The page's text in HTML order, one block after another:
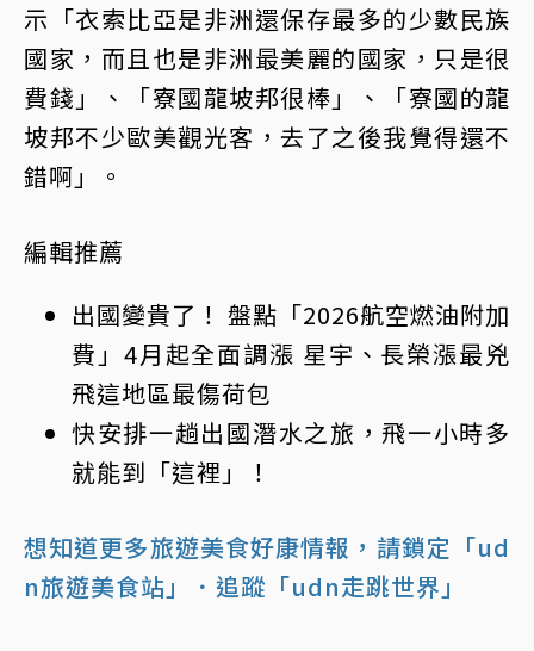
示「衣索比亞是非洲還保存最多的少數民族
國家，而且也是非洲最美麗的國家，只是很
費錢」、「寮國龍坡邦很棒」、「寮國的龍
坡邦不少歐美觀光客，去了之後我覺得還不
錯啊」。
編輯推薦
出國變貴了！ 盤點「2026航空燃油附加
費」4月起全面調漲 星宇、長榮漲最兇
飛這地區最傷荷包
快安排一趟出國潛水之旅，飛一小時多
就能到「這裡」！
想知道更多旅遊美食好康情報，請鎖定「ud
n旅遊美食站」
．追蹤「udn走跳世界」